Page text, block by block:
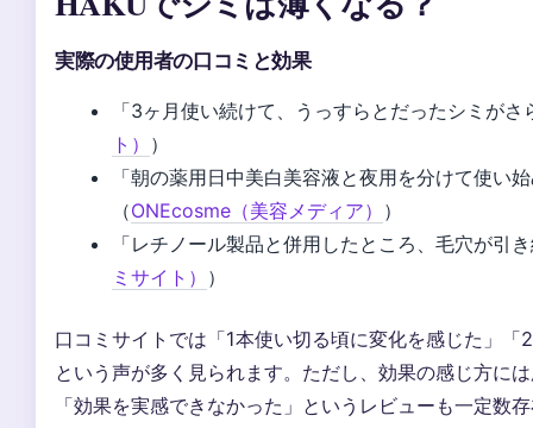
実際の使用者の口コミと効果
「3ヶ月使い続けて、うっすらとだったシミが
ト） ）
「朝の薬用日中美白美容液と夜用を分けて使い
（ONEcosme（美容メディア） ）
「レチノール製品と併用したところ、毛穴が引
ミサイト） ）
口コミサイトでは「1本使い切る頃に変化を感じた」
という声が多く見られます。ただし、効果の感じ方に
「効果を実感できなかった」というレビューも一定数